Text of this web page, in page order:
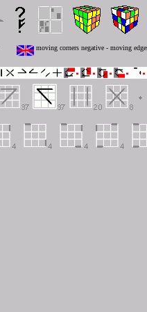
moving corners negative - moving